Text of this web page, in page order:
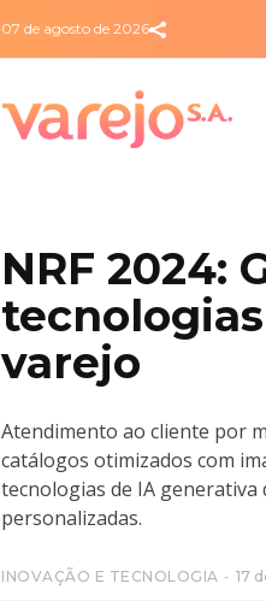
07 de agosto de 2026
NRF 2024:
varejo
Atendimento ao cliente por
catálogos otimizados com
tecnologias de IA generativa
personalizadas.
INOVAÇÃO E TECNOLOGIA 17